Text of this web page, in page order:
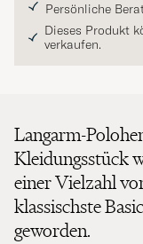
Persönliche
Dieses Produkt
verkaufen.
Langarm-
Kleidungsstück
einer Vielzahl
klassischste
geworden.